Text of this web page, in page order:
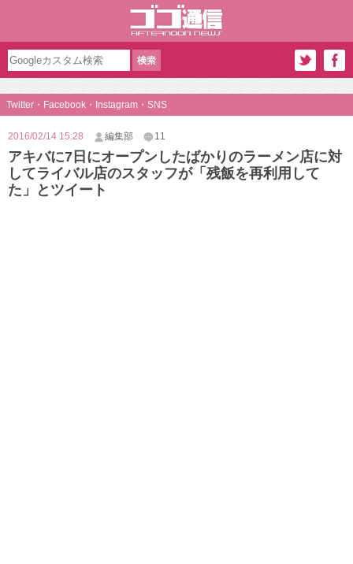
Twitter・Facebook・Instagram・SNS
2016/02/14 15:28 編集部 11
アキバに7日にオープンしたばかりのラーメン店に対
してライバル店のスタッフが「残飯を再利用して
た」とツイート